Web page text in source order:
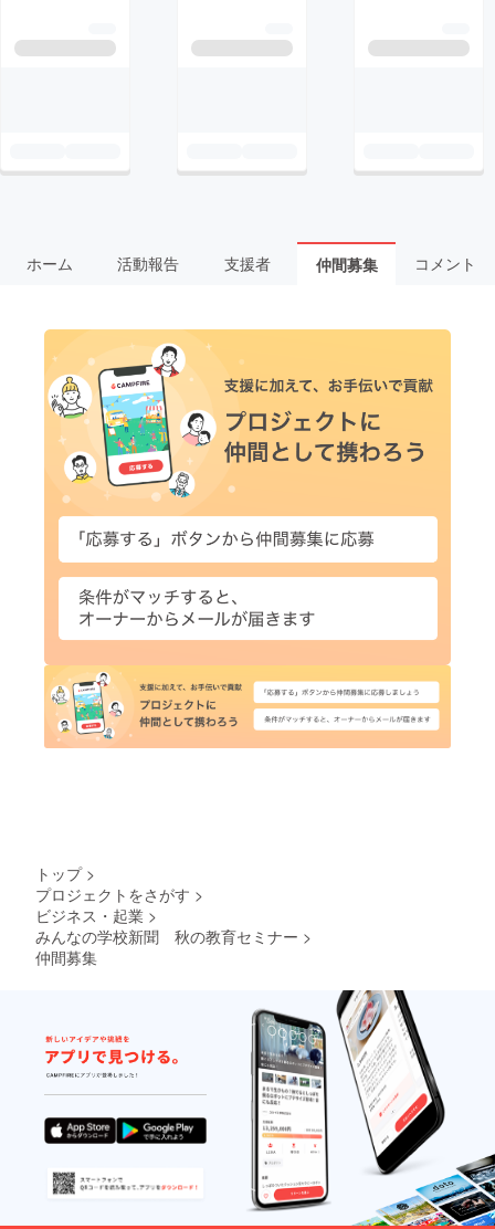
ホーム 活動報告 支援者 仲間募集 コメント
トップ >
プロジェクトをさがす >
ビジネス・起業 >
みんなの学校新聞 秋の教育セミナー >
仲間募集